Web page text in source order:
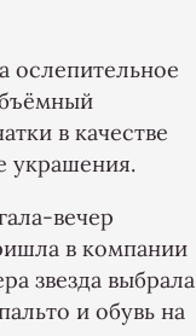
ослепительное
в качестве
украшения.
вечер
в компании
звезда выбрала
и обувь на